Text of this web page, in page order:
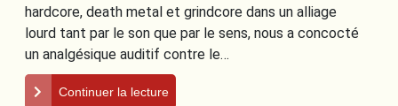
hardcore, death metal et grindcore dans un alliage
lourd tant par le son que par le sens, nous a concocté
un analgésique auditif contre le…
Continuer la lecture